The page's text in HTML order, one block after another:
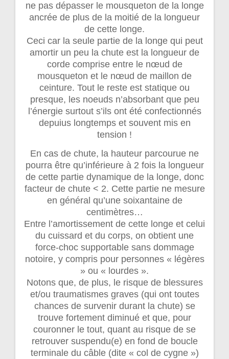
ne pas dépasser le mousqueton de la longe
ancrée de plus de la moitié de la longueur
de cette longe.
Ceci car la seule partie de la longe qui peut
amortir un peu la chute est la longueur de
corde comprise entre le nœud de
mousqueton et le nœud de maillon de
ceinture. Tout le reste est statique ou
presque, les noeuds n’absorbant que peu
l’énergie surtout s’ils ont été confectionnés
depuius longtemps et souvent mis en
tension !
En cas de chute, la hauteur parcourue ne
pourra être qu’inférieure à 2 fois la longueur
de cette partie dynamique de la longe, donc
facteur de chute < 2. Cette partie ne mesure
en général qu’une soixantaine de
centimètres…
Entre l’amortissement de cette longe et celui
du cuissard et du corps, on obtient une
force-choc supportable sans dommage
notoire, y compris pour personnes « légères
» ou « lourdes ».
Notons que, de plus, le risque de blessures
et/ou traumatismes graves (qui ont toutes
chances de survenir durant la chute) se
trouve fortement diminué et que, pour
couronner le tout, quant au risque de se
retrouver suspendu(e) en fond de boucle
terminale du câble (dite « col de cygne »)